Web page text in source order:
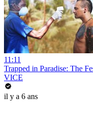
11:11
Trapped in Paradise: The
VICE
il y a 6 ans